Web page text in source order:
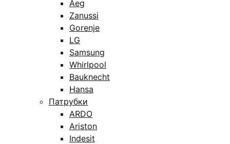
Aeg
Zanussi
Gorenje
LG
Samsung
Whirlpool
Bauknecht
Hansa
Патрубки
ARDO
Ariston
Indesit